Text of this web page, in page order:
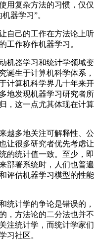
用复杂方法的习惯，仅仅
器学习”。
己的工作在方法论上听
工作称作机器学习。
器学习和统计学领域变
诞生于计算机科学体系，
计算机科学界几十年来开
地发现机器学习研究者所
，这一点尤其体现在计算
多地关注可解释性、公
让很多研究者优先考虑让
的统计值一致。至少，即
部署系统时，人们也普遍
评估机器学习模型的性能
计学的争论是错误的，
，方法论的二分法也并不
注统计学，而统计学家们
习社区。